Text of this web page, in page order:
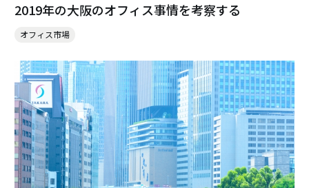
2019年の大阪のオフィス事情を考察する
オフィス市場